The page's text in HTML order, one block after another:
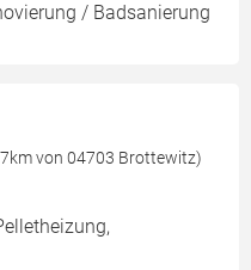
/ Badsanierung
von 04703 Brottewitz)